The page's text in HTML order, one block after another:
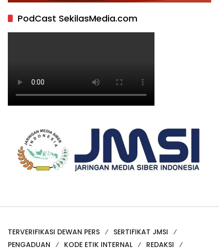
PodCast SekilasMedia.com
TERVERIFIKASI DEWAN PERS
SERTIFIKAT JMSI
PENGADUAN
KODE ETIK INTERNAL REDAKSI